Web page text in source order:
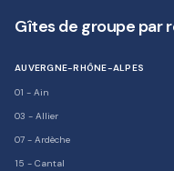
Gîtes de groupe par
AUVERGNE-RHÔNE-ALPES
01 - Ain
03 - Allier
07 - Ardèche
15 - Cantal